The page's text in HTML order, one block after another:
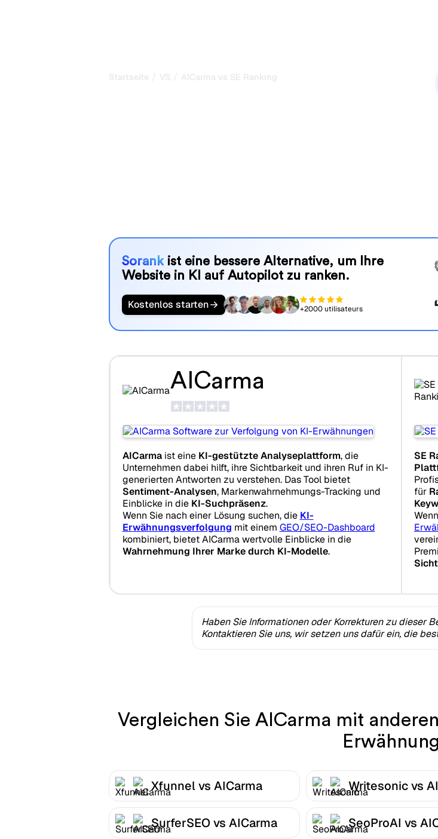
Startseite / VS / AICarma vs SE Ranking
Sorankist eine bessere Alternative, um Ihre
Website in KI auf Autopilot zu ranken.
Kostenlos starten +2000 utilisateurs
AICarma
AICarmaist eine KI-gestützte Analyseplattform, die
Unternehmen dabei hilft, ihre Sichtbarkeit und ihren Ruf in KI-
generierten Antworten zu verstehen. Das Tool bietet
Sentiment-Analysen, Markenwahrnehmungs-Tracking und
Einblicke in die KI-Suchpräsenz.
Wenn Sie nach einer Lösung suchen, die KI-
Erwähnungsverfolgung mit einem GEO/SEO-Dashboard
kombiniert, bietet AICarma wertvolle Einblicke in die
Wahrnehmung Ihrer Marke durch KI-Modelle.
SE
für
Haben Sie Informationen oder Korrekturen zu dieser
Kontaktieren Sie uns, wir setzen uns dafür ein, die
Vergleichen Sie AICarma mit
Xfunnel vs AICarma Writesonic vs
SurferSEO vs AICarma SeoProAI vs